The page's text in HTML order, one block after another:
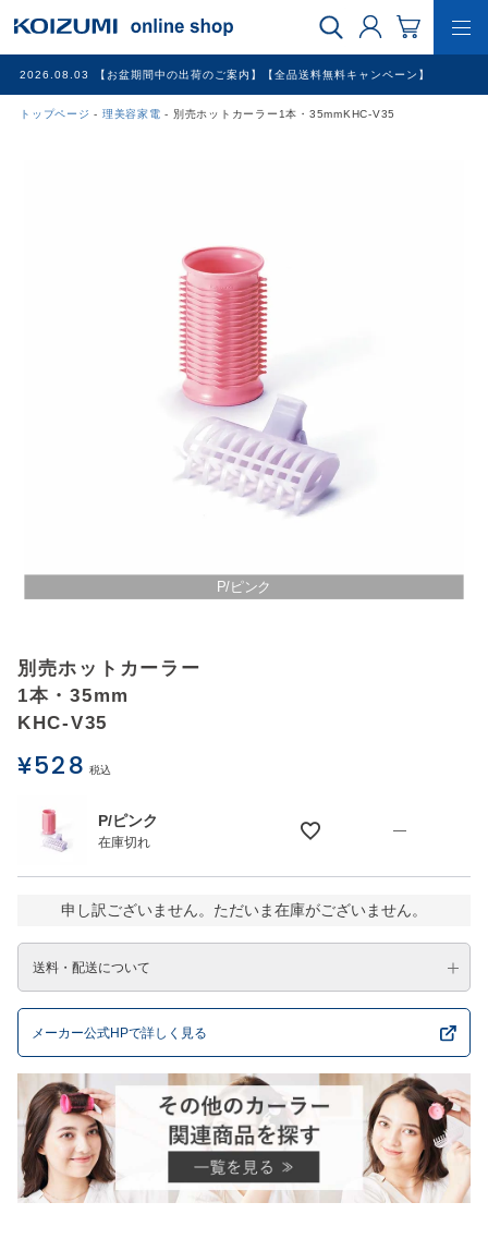
2026.08.03 【お盆期間中の出荷のご案内】【全品送料無料キャンペーン】
トップページ 理美容家電 別売ホットカーラー1本・35mmKHC-V35
ブログ
ログイン
お問い合わせ
P/ピンク
別売ホットカーラー
1本・35mm
KHC-V35
¥528 税込
P/ピンク
在庫切れ
—
申し訳ございません。ただいま在庫がございません。
送料・配送について
メーカー公式HPで詳しく見る